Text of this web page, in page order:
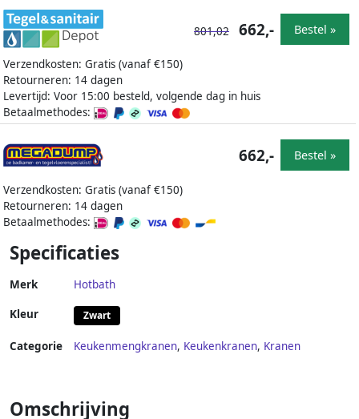
Verzendkosten: Gratis (vanaf €150)
Retourneren: 14 dagen
Levertijd: Voor 15:00 besteld, volgende dag in huis
Betaalmethodes:
801,02 662,- Bestel »
Verzendkosten: Gratis (vanaf €150)
Retourneren: 14 dagen
Betaalmethodes:
662,- Bestel »
Specificaties
Merk Hotbath
Kleur Zwart
Categorie Keukenmengkranen, Keukenkranen, Kranen
Omschrijving